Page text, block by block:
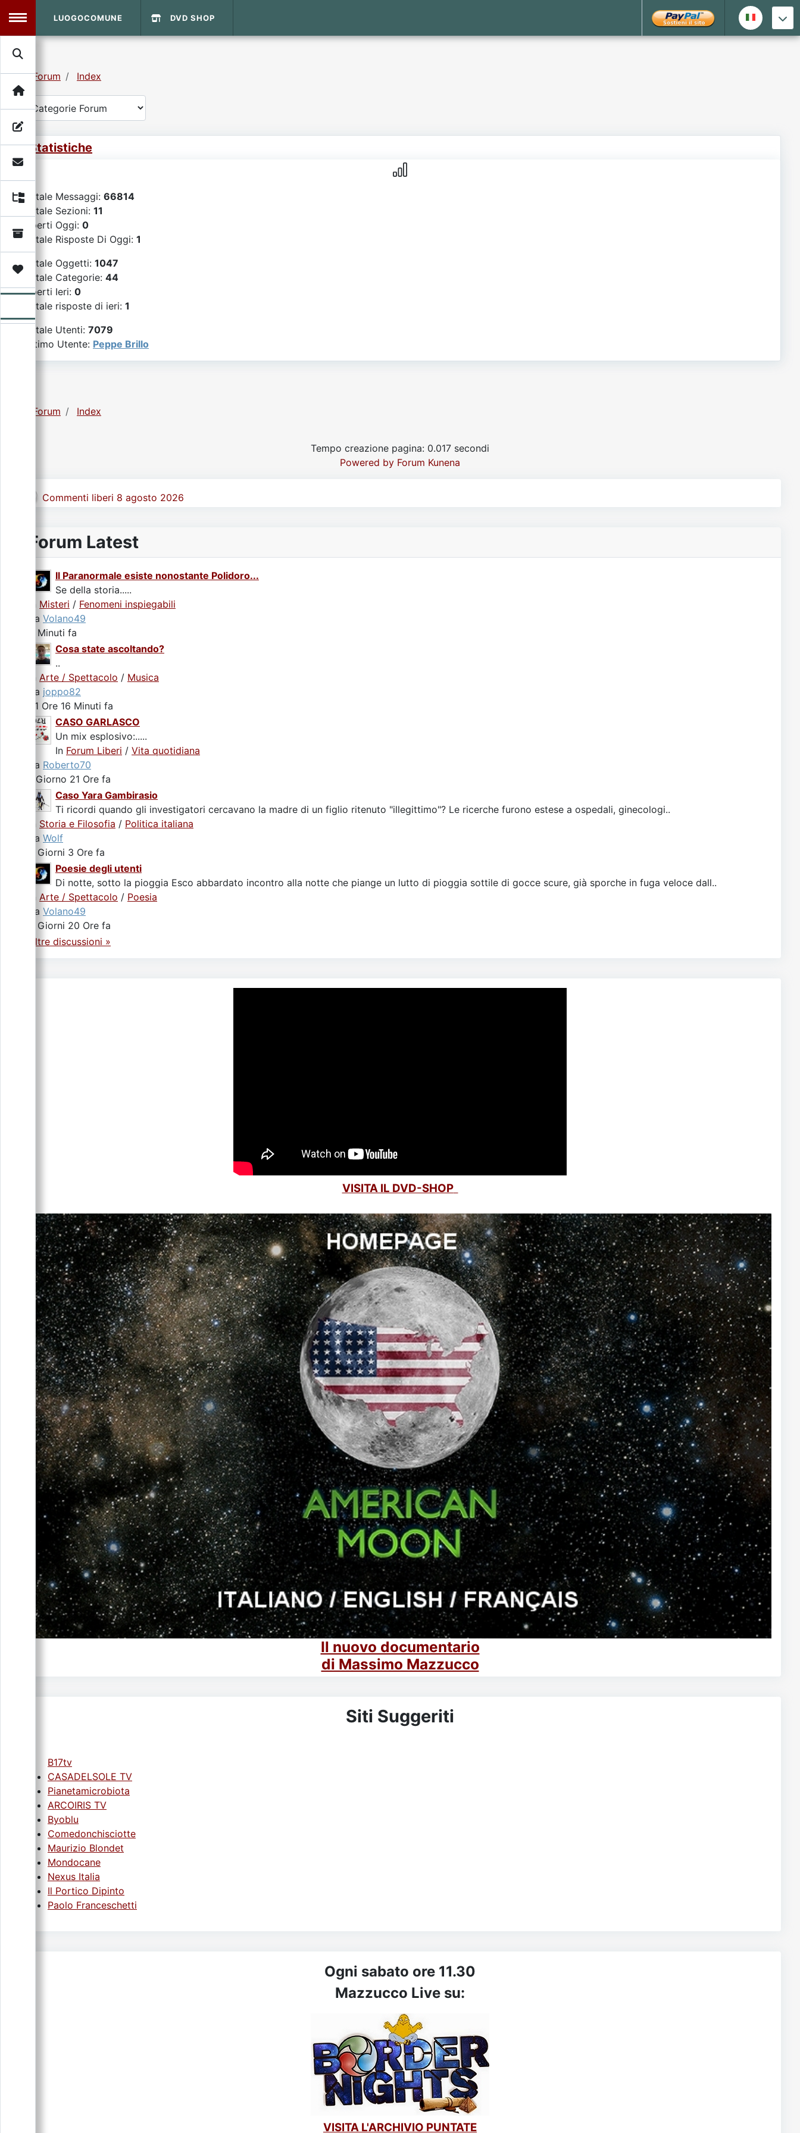
MENU
Search
Vecchio Sito
Archivio
Video
Forum
Donazione
LUOGOCOMUNE DVD SHOP
Forum Index
Statistiche
Totale Messaggi: 66814
Totale Sezioni: 11
Aperti Oggi: 0
Totale Risposte Di Oggi: 1
Totale Oggetti: 1047
Totale Categorie: 44
Aperti Ieri: 0
Totale risposte di ieri: 1
Totale Utenti: 7079
Ultimo Utente: Peppe Brillo
Forum Index
Tempo creazione pagina: 0.017 secondi
Powered by Forum Kunena
Commenti liberi 8 agosto 2026
Forum Latest
Il Paranormale esiste nonostante Polidoro...
Se della storia.....
Misteri / Fenomeni inspiegabili
da Volano49
4 Minuti fa
Cosa state ascoltando?
..
Arte / Spettacolo / Musica
da joppo82
21 Ore 16 Minuti fa
CASO GARLASCO
Un mix esplosivo:.....
In Forum Liberi / Vita quotidiana
da Roberto70
1 Giorno 21 Ore fa
Caso Yara Gambirasio
Ti ricordi quando gli investigatori cercavano la madre di un figlio ritenuto "illegittimo"? Le ricerche furono estese a ospedali, ginecologi..
Storia e Filosofia / Politica italiana
da Wolf
3 Giorni 3 Ore fa
Poesie degli utenti
Di notte, sotto la pioggia Esco abbardato incontro alla notte che piange un lutto di pioggia sottile di gocce scure, già sporche in fuga veloce dall..
Arte / Spettacolo / Poesia
da Volano49
3 Giorni 20 Ore fa
Altre discussioni »
VISITA IL DVD-SHOP
Il nuovo documentario
di Massimo Mazzucco
Siti Suggeriti
B17tv
CASADELSOLE TV
Pianetamicrobiota
ARCOIRIS TV
Byoblu
Comedonchisciotte
Maurizio Blondet
Mondocane
Nexus Italia
Il Portico Dipinto
Paolo Franceschetti
Ogni sabato ore 11.30
Mazzucco Live su:
VISITA L'ARCHIVIO PUNTATE